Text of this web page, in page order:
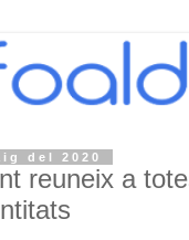
del 2020
reuneix a